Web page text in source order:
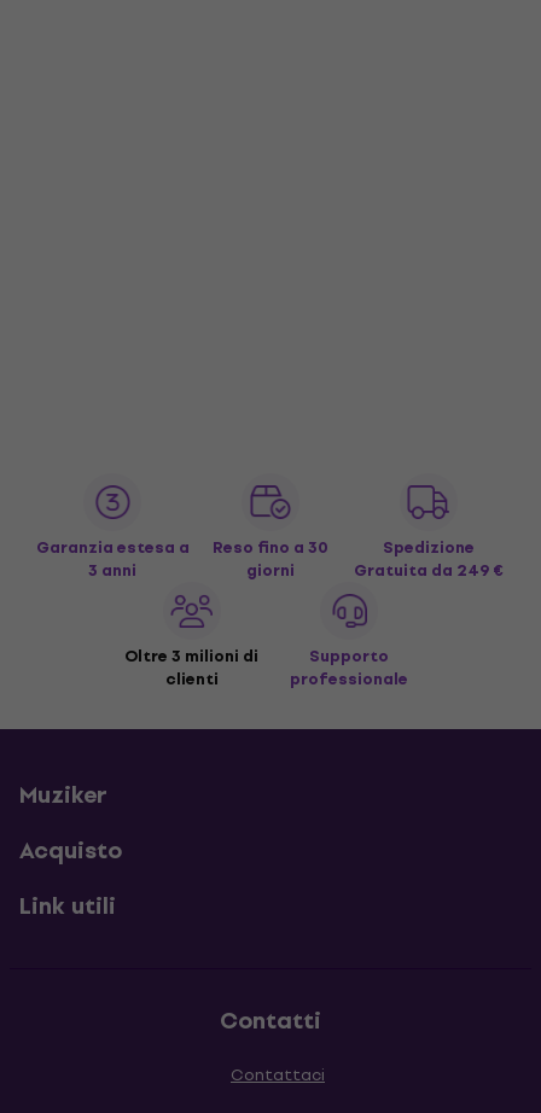
Garanzia estesa a
3 anni
Reso fino a 30
giorni
Spedizione
Gratuita da 249 €
Oltre 3 milioni di
clienti
Supporto
professionale
Muziker
Acquisto
Link utili
Contatti
Contattaci